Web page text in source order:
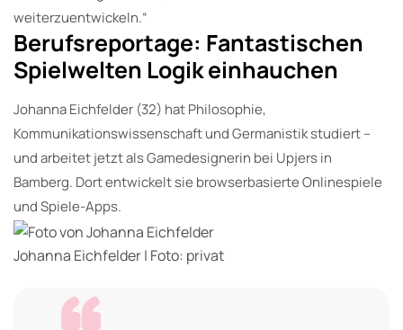
weiterzuentwickeln.“
Berufsreportage: Fantastischen
Spielwelten Logik einhauchen
Johanna Eichfelder (32) hat Philosophie,
Kommunikationswissenschaft und Germanistik studiert –
und arbeitet jetzt als Gamedesignerin bei Upjers in
Bamberg. Dort entwickelt sie browserbasierte Onlinespiele
und Spiele-Apps.
Johanna Eichfelder | Foto: privat